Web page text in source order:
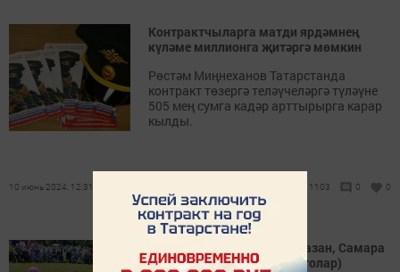
Контрактчыларга матди ярдәмнең
күләме миллионга җитәргә мөмкин
Рөстәм Миңнеханов Татарстанда
контракт төзергә теләүчеләргә түләүне
505 мең сумга кадәр арттырырга карар
кылды.
10 июнь 2024, 12:31 1103 0 0
Иске Иштирәк Сабан туе Казан, Самара
кунакларын җыйды (+фотолар)